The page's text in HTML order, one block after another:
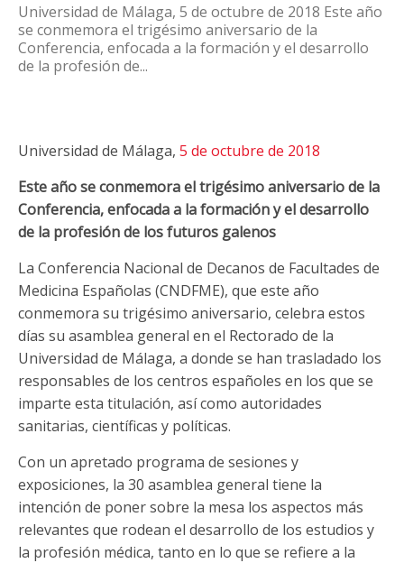
Universidad de Málaga, 5 de octubre de 2018 Este año
se conmemora el trigésimo aniversario de la
Conferencia, enfocada a la formación y el desarrollo
de la profesión de...
Universidad de Málaga, 5 de octubre de 2018
Este año se conmemora el trigésimo aniversario de la
Conferencia, enfocada a la formación y el desarrollo
de la profesión de los futuros galenos
La Conferencia Nacional de Decanos de Facultades de
Medicina Españolas (CNDFME), que este año
conmemora su trigésimo aniversario, celebra estos
días su asamblea general en el Rectorado de la
Universidad de Málaga, a donde se han trasladado los
responsables de los centros españoles en los que se
imparte esta titulación, así como autoridades
sanitarias, científicas y políticas.
Con un apretado programa de sesiones y
exposiciones, la 30 asamblea general tiene la
intención de poner sobre la mesa los aspectos más
relevantes que rodean el desarrollo de los estudios y
la profesión médica, tanto en lo que se refiere a la